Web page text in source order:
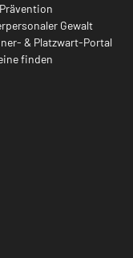
Gewalt
& Platzwart-Portal
finden